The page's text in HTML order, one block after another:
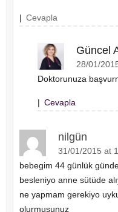
| Cevapla
Güncel
28/01/
Doktorunuza
| Cevapla
nilgün
31/01/2015 at
bebegim 44 günlük
besleniyo anne sütüde
ne yapmam gerekiyo
olurmusunuz